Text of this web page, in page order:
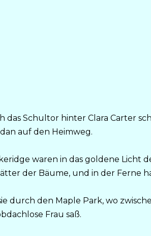
das Schultor hinter Clara Carter
auf den Heimweg.
waren in das goldene Licht
der Bäume, und in der Ferne
durch den Maple Park, wo
Frau saß.